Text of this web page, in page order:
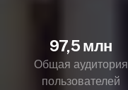
97,5 млн
Общая аудитория
пользователей